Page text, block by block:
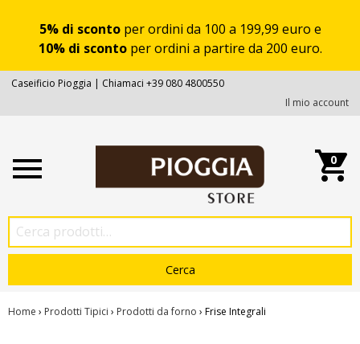
5% di scontoper ordini da 100 a 199,99 euro e
10% di scontoper ordini a partire da 200 euro.
Caseificio Pioggia | Chiamaci +39 080 4800550
Il mio account
0
Home › Prodotti Tipici › Prodotti da forno › Frise Integrali